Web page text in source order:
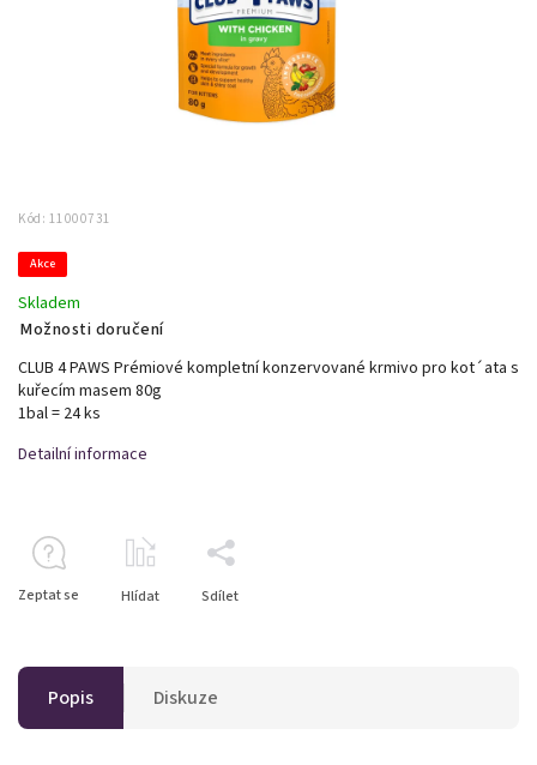
Kód: 11000731
Akce
Skladem
Možnosti doručení
CLUB 4 PAWS Prémiové kompletní konzervované krmivo pro kot´ata s
kuřecím masem 80g
1bal = 24 ks
Detailní informace
Zeptat se Hlídat Sdílet
Popis Diskuze